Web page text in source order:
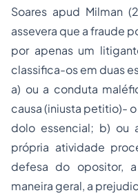
Soares apud Milman
assevera que a fraude
por apenas um
classifica-os em duas
a) ou a conduta
causa (iniusta petitio)-
dolo essencial; b) ou
própria atividade
defesa do opositor,
maneira geral, a